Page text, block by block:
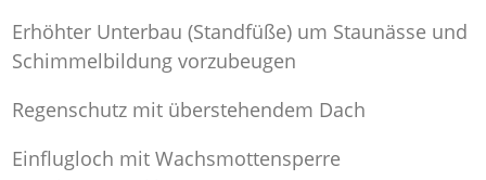
Erhöhter Unterbau (Standfüße) um Staunässe und
Schimmelbildung vorzubeugen
Regenschutz mit überstehendem Dach
Einflugloch mit Wachsmottensperre